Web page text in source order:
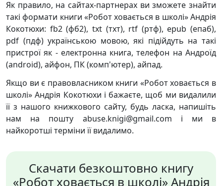
Як правило, на сайтах-партнерах ви зможете знайти
такі формати книги «Робот ховається в школі» Андрія
Кокотюхи: fb2 (фб2), txt (тхт), rtf (ртф), epub (епаб),
pdf (пдф) українською мовою, які підійдуть на такі
пристрої як - електронна книга, телефон на Андроїд
(android), айфон, ПК (комп'ютер), айпад.
Якщо ви є правовласником книги «Робот ховається в
школі» Андрія Кокотюхи і бажаєте, щоб ми видалили
її з нашого книжкового сайту, будь ласка, напишіть
нам на пошту abuse.knigi@gmail.com і ми в
найкоротші терміни її видалимо.
Скачати безкоштовно книгу
«Робот ховається в школі» Андрія